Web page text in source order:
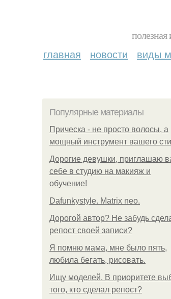
главная новости виды
Популярные материалы
Прическа - не просто волосы, а
мощный инструмент вашего
Дорогие девушки, приглашаю
себе в студию на макияж и
обучение!
Dafunkystyle. Matrix neo.
Дорогой автор? Не забудь
репост своей записи?
Я помню мама, мне было пять,
любила бегать, рисовать.
Ищу моделей. В приоритете
того, кто сделал репост?